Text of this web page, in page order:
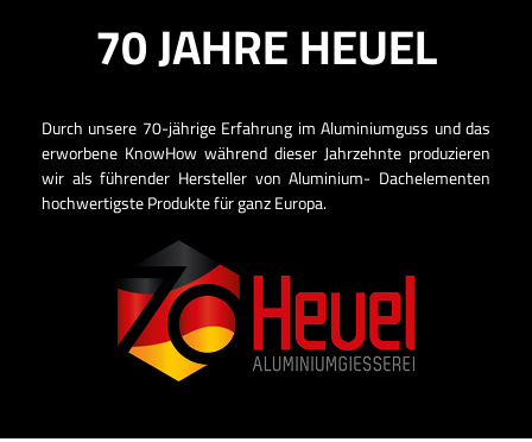
70 JAHRE HEUEL
Durch unsere 70-jährige Erfahrung im Aluminiumguss und das
erworbene KnowHow während dieser Jahrzehnte produzieren
wir als führender Hersteller von Aluminium- Dachelementen
hochwertigste Produkte für ganz Europa.